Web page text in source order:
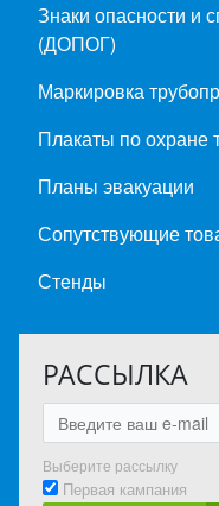
Знаки опасности и
(ДОПОГ)
Маркировка
Плакаты по охране
Планы эвакуации
Сопутствующие
Стенды
РАССЫЛКА
Выберите рассылку
Первая кампания